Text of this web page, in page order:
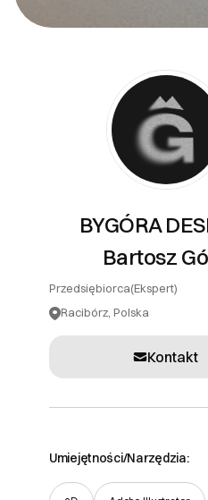
PR
Systemy
Tłumaczenia
Inne usługi
BYGÓRA
Bartosz
Przedsiębiorca(Ekspert)
Racibórz, Polska
Kontakt
Umiejętności/Narzędzia: